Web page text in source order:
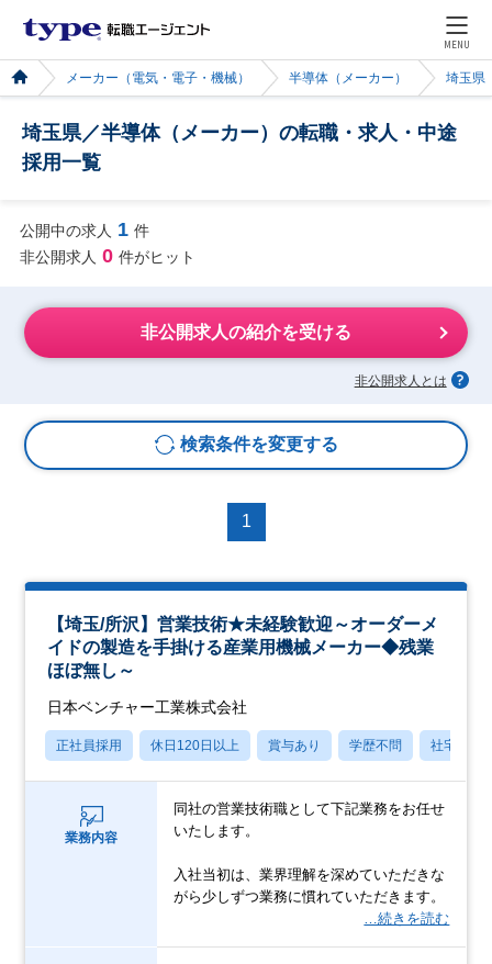
MENU
メーカー（電気・電子・機械） 半導体（メーカー） 埼玉県
埼玉県／半導体（メーカー）の転職・求人・中途
採用一覧
公開中の求人 1 件
非公開求人 0 件がヒット
非公開求人の紹介を受ける
非公開求人とは
検索条件を変更する
1
【埼玉/所沢】営業技術★未経験歓迎～オーダーメ
イドの製造を手掛ける産業用機械メーカー◆残業
ほぼ無し～
日本ベンチャー工業株式会社
正社員採用 休日120日以上 賞与あり 学歴不問 社宅・住
業務内容
同社の営業技術職として下記業務をお任せ
いたします。
入社当初は、業界理解を深めていただきな
がら少しずつ業務に慣れていただきます。
…続きを読む